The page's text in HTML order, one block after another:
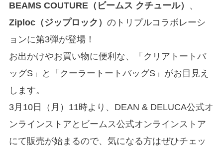
BEAMS COUTURE（ビームス クチュール）
、
Ziploc（ジップロック） のトリプルコラボレーシ
ョンに第3弾が登場！
お出かけやお買い物に便利な、「クリアトートバ
ッグS」と「クーラートートバッグS」がお目見え
します。
3月10日（月）11時より、DEAN & DELUCA公式オ
ンラインストアとビームス公式オンラインストア
にて販売が始まるので、気になる方はぜひチェッ